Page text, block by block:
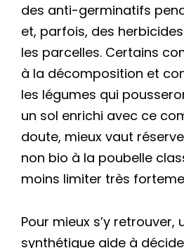
des anti-germinatifs
et, parfois, des
les parcelles. Certains
à la décomposition et
les légumes qui
un sol enrichi avec ce
doute, mieux vaut
non bio à la poubelle
moins limiter très
Pour mieux s’y retrouver,
synthétique aide à